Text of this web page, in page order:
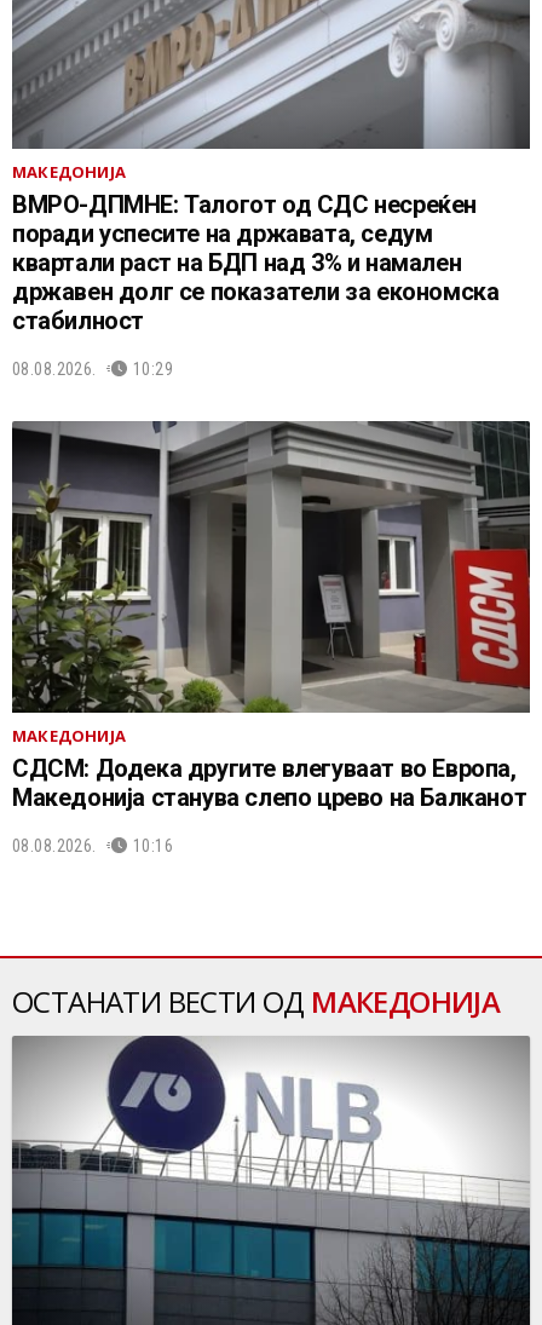
МАКЕДОНИЈА
ВМРО-ДПМНЕ: Талогот од СДС несреќен
поради успесите на државата, седум
квартали раст на БДП над 3% и намален
државен долг се показатели за економска
стабилност
08.08.2026. 10:29
МАКЕДОНИЈА
СДСМ: Додека другите влегуваат во Европа,
Македонија станува слепо црево на Балканот
08.08.2026. 10:16
ОСТАНАТИ ВЕСТИ ОД МАКЕДОНИЈА